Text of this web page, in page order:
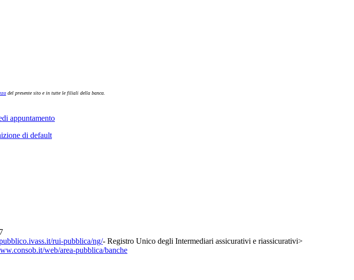
del presente sito e in tutte le filiali della banca.
di default
rui-pubblica/ng/- Registro Unico degli Intermediari assicurativi e riassicurativi>
web/area-pubblica/banche